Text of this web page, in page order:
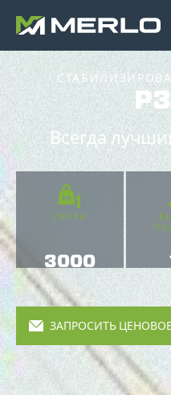
Всегда
СФЕРА
3000
ЗАПРОСИТЬ